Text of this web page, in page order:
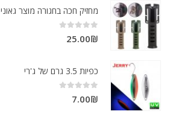
מחזיק חכה בחגורה מוצר גאוני
0
out of 5
25.00₪
כפיות 3.5 גרם של ג'רי
0
out of 5
7.00₪